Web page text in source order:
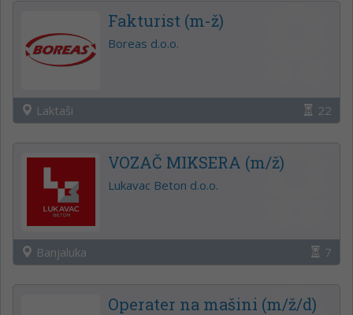
Fakturist (m-ž)
Boreas d.o.o.
Laktaši 22
VOZAČ MIKSERA (m/ž)
Lukavac Beton d.o.o.
Banjaluka 7
Operater na mašini (m/ž/d)